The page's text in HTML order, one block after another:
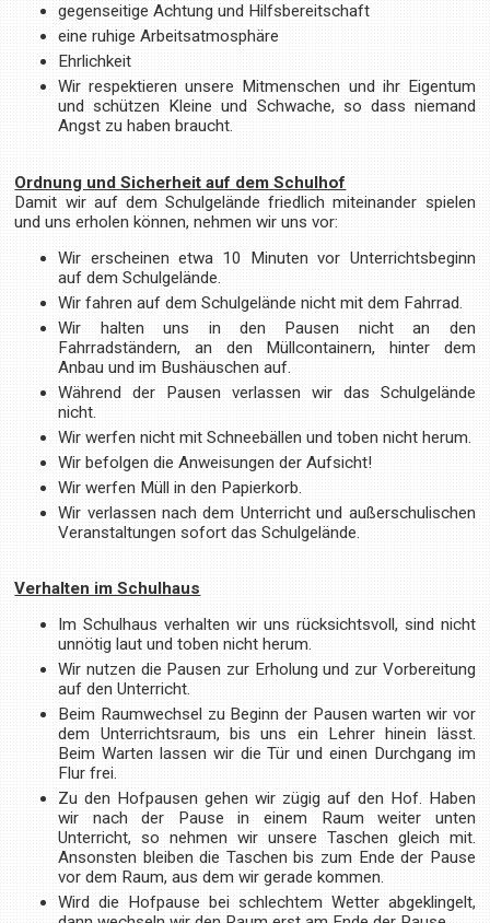
gegenseitige Achtung und Hilfsbereitschaft
eine ruhige Arbeitsatmosphäre
Ehrlichkeit
Wir respektieren unsere Mitmenschen und ihr Eigentum
und schützen Kleine und Schwache, so dass niemand
Angst zu haben braucht.
Ordnung und Sicherheit auf dem Schulhof
Damit wir auf dem Schulgelände friedlich miteinander spielen
und uns erholen können, nehmen wir uns vor:
Wir erscheinen etwa 10 Minuten vor Unterrichtsbeginn
auf dem Schulgelände.
Wir fahren auf dem Schulgelände nicht mit dem Fahrrad.
Wir halten uns in den Pausen nicht an den
Fahrradständern, an den Müllcontainern, hinter dem
Anbau und im Bushäuschen auf.
Während der Pausen verlassen wir das Schulgelände
nicht.
Wir werfen nicht mit Schneebällen und toben nicht herum.
Wir befolgen die Anweisungen der Aufsicht!
Wir werfen Müll in den Papierkorb.
Wir verlassen nach dem Unterricht und außerschulischen
Veranstaltungen sofort das Schulgelände.
Verhalten im Schulhaus
Im Schulhaus verhalten wir uns rücksichtsvoll, sind nicht
unnötig laut und toben nicht herum.
Wir nutzen die Pausen zur Erholung und zur Vorbereitung
auf den Unterricht.
Beim Raumwechsel zu Beginn der Pausen warten wir vor
dem Unterrichtsraum, bis uns ein Lehrer hinein lässt.
Beim Warten lassen wir die Tür und einen Durchgang im
Flur frei.
Zu den Hofpausen gehen wir zügig auf den Hof. Haben
wir nach der Pause in einem Raum weiter unten
Unterricht, so nehmen wir unsere Taschen gleich mit.
Ansonsten bleiben die Taschen bis zum Ende der Pause
vor dem Raum, aus dem wir gerade kommen.
Wird die Hofpause bei schlechtem Wetter abgeklingelt,